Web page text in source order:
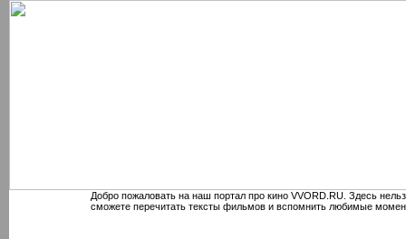
Добро пожаловать на наш портал про кино VVORD.RU. Здесь
сможете перечитать тексты фильмов и вспомнить любимые